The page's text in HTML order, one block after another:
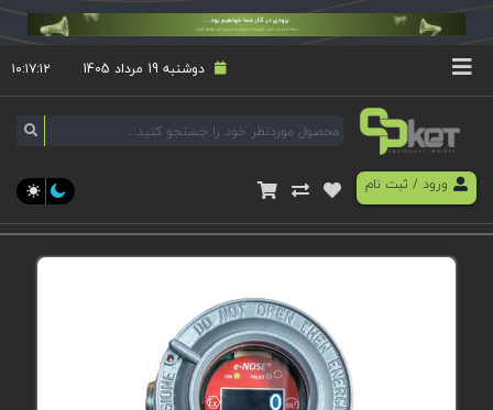
دوشنبه 19 مرداد 1405 ۱۰:۱۷:۱۳
ورود/ ثبت نام